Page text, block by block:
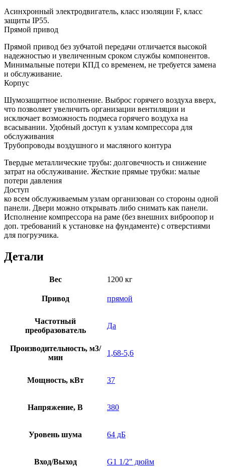
Асинхронный электродвигатель, класс изоляции F, класс
защиты IP55.
Прямой привод
Прямой привод без зубчатой передачи отличается высокой
надежностью и увеличенным сроком службы компонентов.
Минимальные потери КПД со временем, не требуется замена
и обслуживание.
Корпус
Шумозащитное исполнение. Выброс горячего воздуха вверх,
что позволяет увеличить организации вентиляции и
исключает возможность подмеса горячего воздуха на
всасывании. Удобный доступ к узлам компрессора для
обслуживания
Трубопроводы воздушного и масляного контура
Твердые металлические трубы: долговечность и снижение
затрат на обслуживание. Жесткие прямые трубки: малые
потери давления
Доступ
ко всем обслуживаемым узлам организован со стороны одной
панели. Двери можно открывать либо снимать как панели.
Исполнение компрессора на раме (без внешних виброопор и
доп. требований к установке на фундаменте) с отверстиями
для погрузчика.
Детали
Вес 1200 кг
Привод прямой
Частотный
преобразователь
Да
Производительность, м3/
мин
1,68-5,6
Мощность, кВт 37
Напряжение, В 380
Уровень шума 64 дБ
Вход/Выход G1 1/2" дюйм